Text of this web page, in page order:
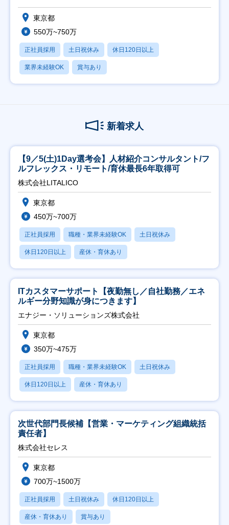
東京都
550万~750万
正社員採用 土日祝休み 休日120日以上
業界未経験OK 賞与あり
新着求人
【9／5(土)1Day選考会】人材紹介コンサルタント/フ
ルフレックス・リモート/育休最長6年取得可
株式会社LITALICO
東京都
450万~700万
正社員採用 職種・業界未経験OK 土日祝休み
休日120日以上 産休・育休あり
ITカスタマーサポート【夜勤無し／自社勤務／エネ
ルギー分野知識が身につきます】
エナジー・ソリューションズ株式会社
東京都
350万~475万
正社員採用 職種・業界未経験OK 土日祝休み
休日120日以上 産休・育休あり
次世代部門長候補【営業・マーケティング組織統括
責任者】
株式会社セレス
東京都
700万~1500万
正社員採用 土日祝休み 休日120日以上
産休・育休あり 賞与あり